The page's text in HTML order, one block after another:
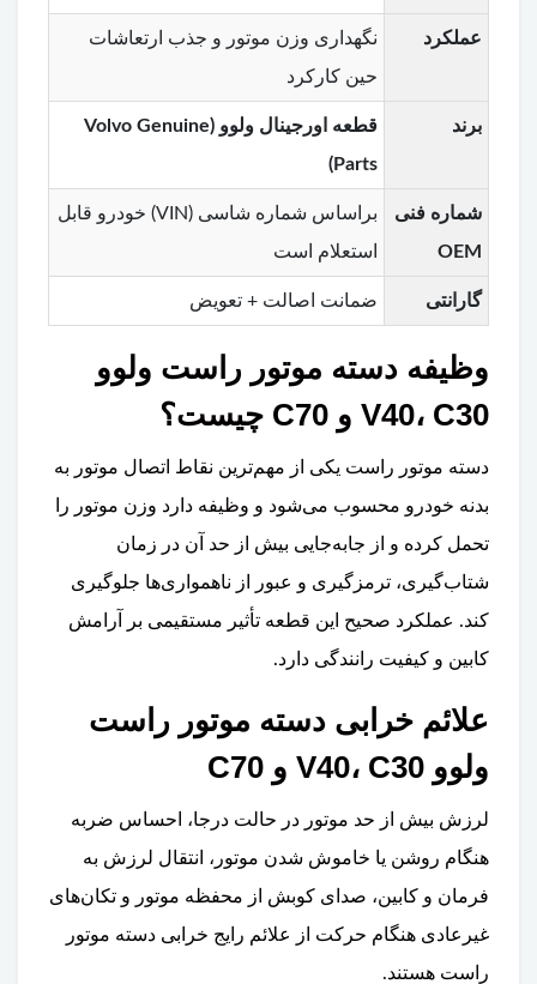
عملکرد
نگهداری وزن موتور و جذب ارتعاشات
حین کارکرد
برند
قطعه اورجینال ولوو (Volvo Genuine
Parts)
شماره فنی
OEM
براساس شماره شاسی (VIN) خودرو قابل
استعلام است
گارانتی ضمانت اصالت + تعویض
وظیفه دسته موتور راست ولوو
V40، C30 و C70 چیست؟
دسته موتور راست یکی از مهم‌ترین نقاط اتصال موتور به
بدنه خودرو محسوب می‌شود و وظیفه دارد وزن موتور را
تحمل کرده و از جابه‌جایی بیش از حد آن در زمان
شتاب‌گیری، ترمزگیری و عبور از ناهمواری‌ها جلوگیری
کند. عملکرد صحیح این قطعه تأثیر مستقیمی بر آرامش
کابین و کیفیت رانندگی دارد.
علائم خرابی دسته موتور راست
ولوو V40، C30 و C70
لرزش بیش از حد موتور در حالت درجا، احساس ضربه
هنگام روشن یا خاموش شدن موتور، انتقال لرزش به
فرمان و کابین، صدای کوبش از محفظه موتور و تکان‌های
غیرعادی هنگام حرکت از علائم رایج خرابی دسته موتور
راست هستند.